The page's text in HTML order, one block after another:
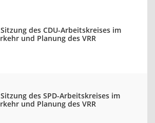
des CDU-Arbeitskreises im
und Planung des VRR
des SPD-Arbeitskreises im
und Planung des VRR